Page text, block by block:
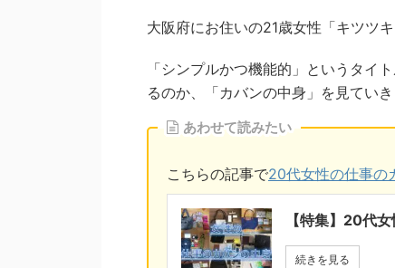
大阪府にお住いの21歳女性「キツツ
「シンプルかつ機能的」というタイ
るのか、「カバンの中身」を見ていき
あわせて読みたい
こちらの記事で20代女性の仕事の
【特集】20代
続きを見る